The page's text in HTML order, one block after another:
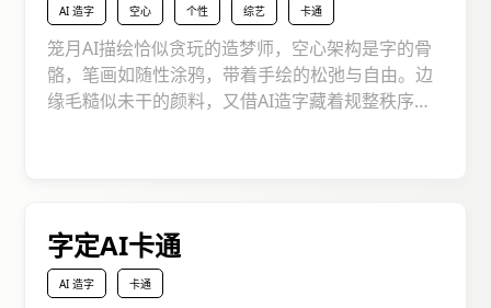
AI 造字 空心 个性 综艺 卡通
笼月AI描绘恰似贪玩的造梦师，空心架构是字的骨
骼，笔画如随性涂鸦，带着手绘的松弛与自由。边
缘毛糙似未干的颜料，又借AI造字藏着规整秩序。
个字都成会发光的月亮船，把奇幻童真轻轻兜进设
计宇宙。
字定AI卡通
AI 造字 卡通